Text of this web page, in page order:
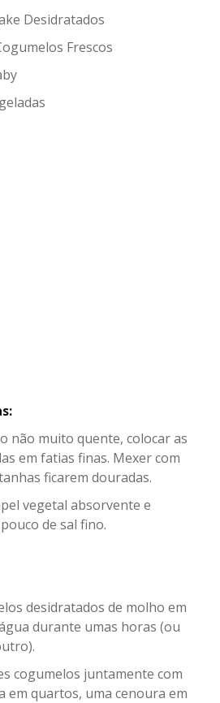
Desidratados
Frescos
não muito quente, colocar as
em fatias finas. Mexer com
ficarem douradas.
vegetal absorvente e
de sal fino.
desidratados de molho em
durante umas horas (ou
cogumelos juntamente com
em quartos, uma cenoura em